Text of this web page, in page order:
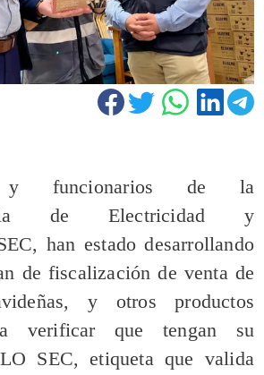
y funcionarios de la
de Electricidad y
han estado desarrollando
de fiscalización de venta de
y otros productos
verificar que tengan su
SEC, etiqueta que valida